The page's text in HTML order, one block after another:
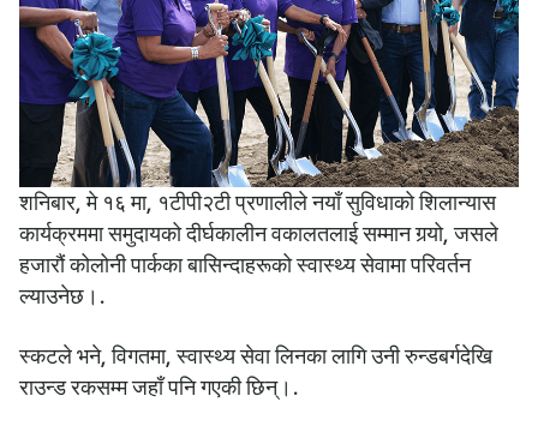
शनिबार, मे १६ मा, १टीपी२टी प्रणालीले नयाँ सुविधाको शिलान्यास
कार्यक्रममा समुदायको दीर्घकालीन वकालतलाई सम्मान गर्‍यो, जसले
हजारौं कोलोनी पार्कका बासिन्दाहरूको स्वास्थ्य सेवामा परिवर्तन
ल्याउनेछ।.
स्कटले भने, विगतमा, स्वास्थ्य सेवा लिनका लागि उनी रुन्डबर्गदेखि
राउन्ड रकसम्म जहाँ पनि गएकी छिन्।.